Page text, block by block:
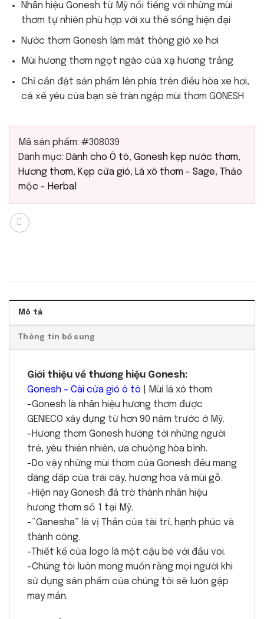
Nhãn hiệu Gonesh từ Mỹ nổi tiếng với những mùi
thơm tự nhiên phù hợp với xu thế sống hiện đại
Nước thơm Gonesh làm mát thông gió xe hơi
Mùi hương thơm ngọt ngào của xạ hương trắng
Chỉ cần đặt sản phẩm lên phía trên điều hòa xe hơi,
cả xế yêu của bạn sẽ tràn ngập mùi thơm GONESH
Mã sản phẩm: #308039
Danh mục: Dành cho Ô tô, Gonesh kẹp nước thơm,
Hương thơm, Kẹp cửa gió, Lá xô thơm - Sage, Thảo
mộc - Herbal
Mô tả
Thông tin bổ sung
Giới thiệu về thương hiệu Gonesh:
Gonesh – Cài cửa gió ô tô | Mùi lá xô thơm
-Gonesh là nhãn hiệu hương thơm được
GENIECO xây dựng từ hơn 90 năm trước ở Mỹ.
-Hương thơm Gonesh hướng tới những người
trẻ, yêu thiên nhiên, ưa chuộng hòa bình.
-Do vậy những mùi thơm của Gonesh đều mang
dáng dấp của trái cây, hương hoa và mùi gỗ.
-Hiện nay Gonesh đã trờ thành nhãn hiệu
hương thơm số 1 tại Mỹ.
-“Ganesha” là vị Thần của tài trí, hạnh phúc và
thành công.
-Thiết kế của logo là một cậu bé với đầu voi.
-Chúng tôi luôn mong muốn rằng mọi người khi
sử dụng sản phẩm của chúng tôi sẽ luôn gặp
may mắn.